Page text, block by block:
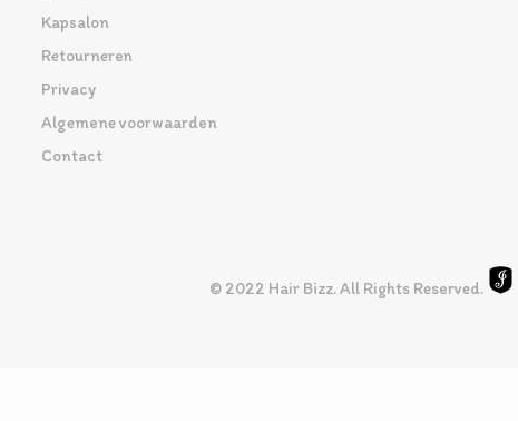
Kapsalon
Retourneren
Privacy
Algemene voorwaarden
Contact
© 2022 Hair Bizz. All Rights Reserved.